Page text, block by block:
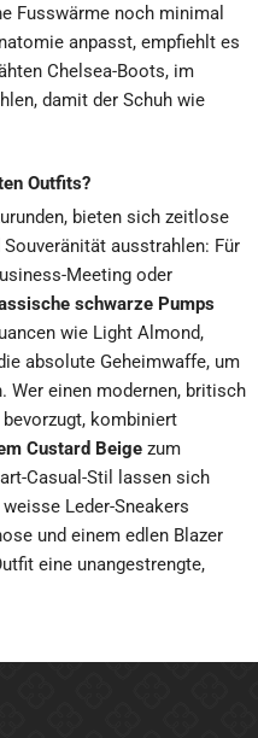
Fusswärme noch minimal
anpasst, empfiehlt es
Chelsea-Boots, im
damit der Schuh wie
Outfits?
bieten sich zeitlose
ausstrahlen: Für
Meeting oder
schwarze Pumps
wie Light Almond,
absolute Geheimwaffe, um
einen modernen, britisch
kombiniert
Custard Beige zum
Casual-Stil lassen sich
Leder-Sneakers
und einem edlen Blazer
eine unangestrengte,